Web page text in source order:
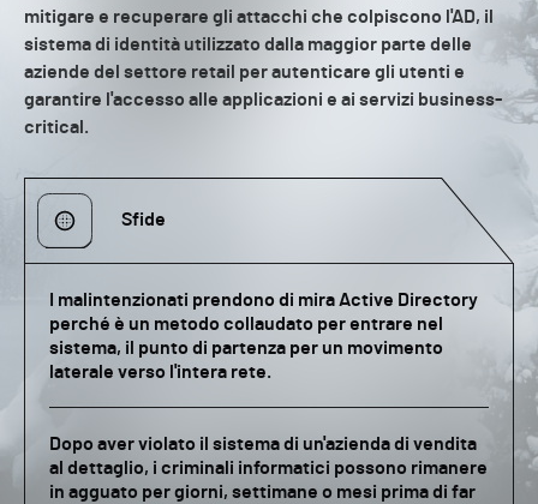
mitigare e recuperare gli attacchi che colpiscono l'AD, il
sistema di identità utilizzato dalla maggior parte delle
aziende del settore retail per autenticare gli utenti e
garantire l'accesso alle applicazioni e ai servizi business-
critical.
Sfide
I malintenzionati prendono di mira Active Directory
perché è un metodo collaudato per entrare nel
sistema, il punto di partenza per un movimento
laterale verso l'intera rete.
Dopo aver violato il sistema di un'azienda di vendita
al dettaglio, i criminali informatici possono rimanere
in agguato per giorni, settimane o mesi prima di far